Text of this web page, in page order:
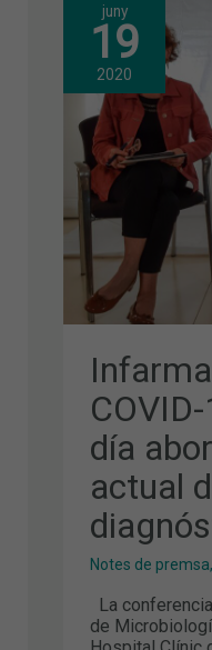
juny
19
2020
día
actual
Notes de premsa
La
de
INFARMA
JORNADAS
DIGITALES
COVID-
19
FINALIZA
SU
SEGUNDO
DÍA
ABORDANDO
LA
SITUACIÓN
ACTUAL
DE
LAS
PRUEBAS
DE